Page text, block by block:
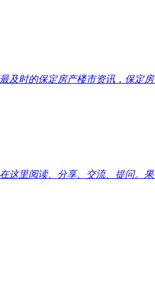
时的保定房产楼市资讯，保定
里阅读、分享、交流、提问。